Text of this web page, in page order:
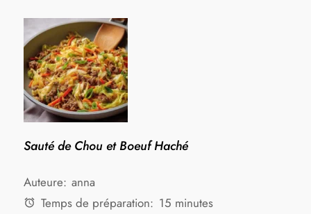
Sauté de Chou et Boeuf Haché
Auteure: anna
Temps de préparation: 15 minutes